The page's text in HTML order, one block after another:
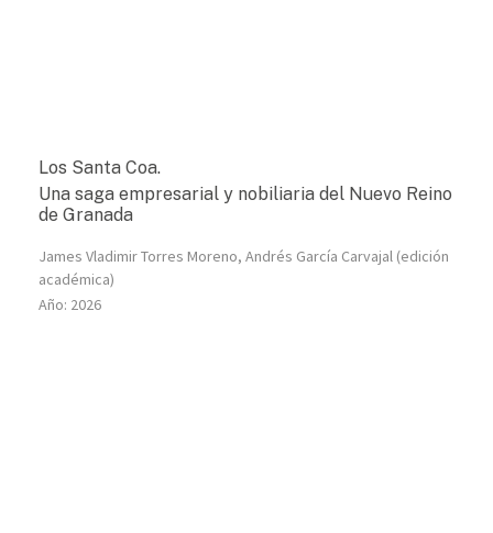
Los Santa Coa.
Una saga empresarial y nobiliaria del Nuevo Reino
de Granada
James Vladimir Torres Moreno, Andrés García Carvajal (edición
académica)
Año: 2026